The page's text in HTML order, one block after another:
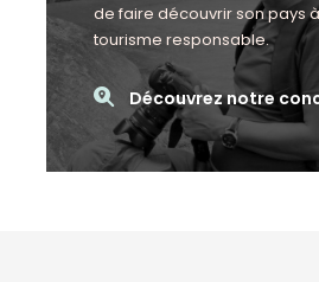
de faire découvrir son pays
tourisme responsable.
Découvrez notre